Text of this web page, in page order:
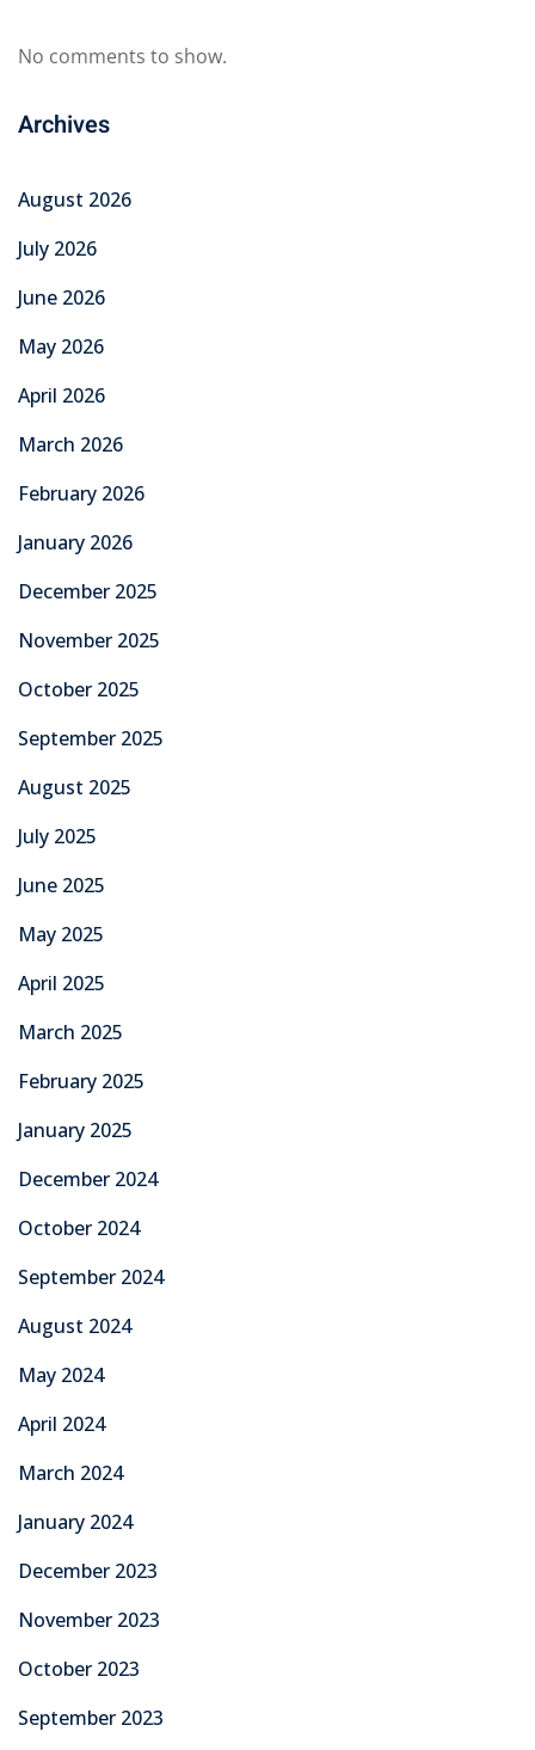
No comments to show.
Archives
August 2026
July 2026
June 2026
May 2026
April 2026
March 2026
February 2026
January 2026
December 2025
November 2025
October 2025
September 2025
August 2025
July 2025
June 2025
May 2025
April 2025
March 2025
February 2025
January 2025
December 2024
October 2024
September 2024
August 2024
May 2024
April 2024
March 2024
January 2024
December 2023
November 2023
October 2023
September 2023